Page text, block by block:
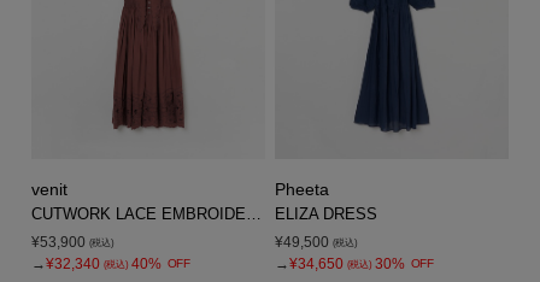
venit
¥53,900 (税込)
→¥32,340 (税込) 40% OFF
Pheeta
ELIZA DRESS
¥49,500 (税込)
→¥34,650 (税込) 30% OFF